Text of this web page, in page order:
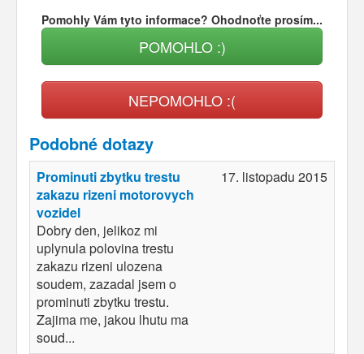
Pomohly Vám tyto informace? Ohodnoťte prosím...
POMOHLO :)
NEPOMOHLO :(
Podobné dotazy
Prominuti zbytku trestu
zakazu rizeni motorovych
vozidel
Dobry den, jelikoz mi
uplynula polovina trestu
zakazu rizeni ulozena
soudem, zazadal jsem o
prominuti zbytku trestu.
Zajima me, jakou lhutu ma
soud...
17. listopadu 2015